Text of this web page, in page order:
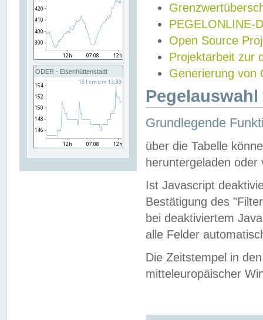
ODER - Eisenhüttenstadt
PEGELONLINE-
Open Source
Projektarbeit zur
Generierung von
Grundlegende
über die Tabelle
heruntergeladen oder
Ist Javascript
Bestätigung des
bei deaktiviertem
alle Felder
Die Zeitstempel in
mitteleuropäischer